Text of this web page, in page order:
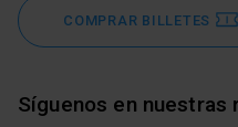
COMPRAR BILLETES
Síguenos en nuestras